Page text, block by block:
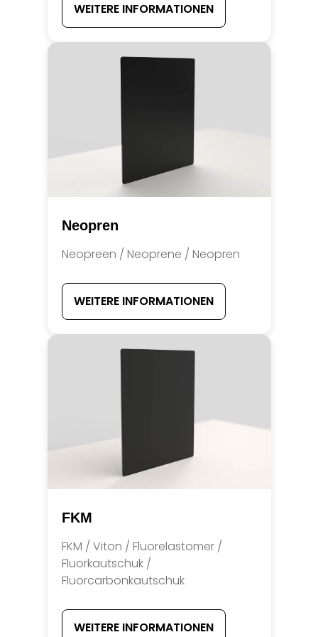
WEITERE INFORMATIONEN
Neopren
Neopreen / Neoprene / Neopren
WEITERE INFORMATIONEN
FKM
FKM / Viton / Fluorelastomer /
Fluorkautschuk /
Fluorcarbonkautschuk
WEITERE INFORMATIONEN